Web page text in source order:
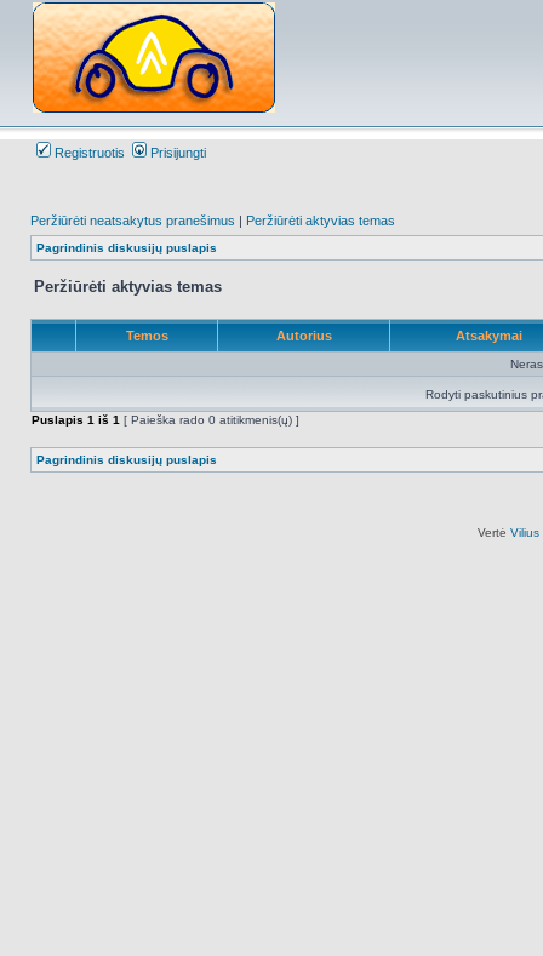
Registruotis Prisijungti
Peržiūrėti neatsakytus pranešimus | Peržiūrėti aktyvias temas
Pagrindinis diskusijų puslapis
Peržiūrėti aktyvias temas
Temos Autorius Atsakymai
Rodyti paskutinius
Puslapis 1 iš 1 [ Paieška rado 0 atitikmenis(ų) ]
Pagrindinis diskusijų puslapis
Vertė Vilius